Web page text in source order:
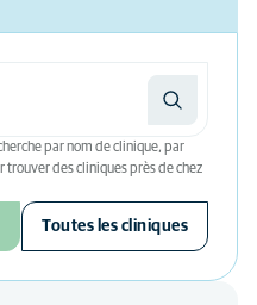
par nom de clinique, par
des cliniques près de chez
Toutes les cliniques